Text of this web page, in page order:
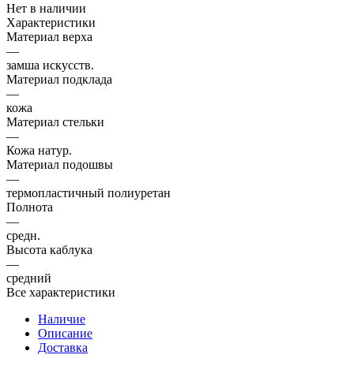
Нет в наличии
Характеристики
Материал верха
—
замша искусств.
Материал подклада
—
кожа
Материал стельки
—
Кожа натур.
Материал подошвы
—
термопластичный полиуретан
Полнота
—
средн.
Высота каблука
—
средний
Все характеристики
Наличие
Описание
Доставка